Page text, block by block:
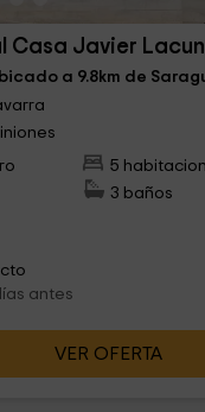
Casa Javier
a 9.8km de
5
3 baños
antes
VER OFERTA